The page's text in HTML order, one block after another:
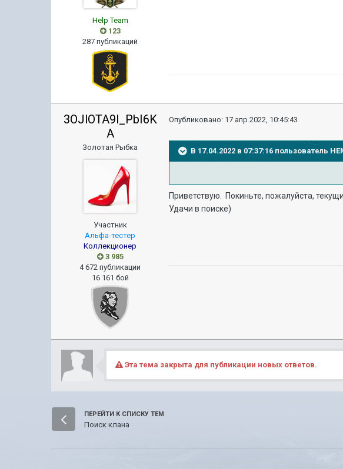
Help Team
123
287 публикаций
3OJlOTA9l_PbI6K
A
Золотая Рыбка
Участник
Альфа-тестер
Коллекционер
3 985
4 672 публикации
16 161 бой
Опубликовано: 17 апр 2022, 10:45:43
В 17.04.2022 в 07:37:16 пользователь
Приветствую. Покиньте, пожалуйста,
Удачи в поиске)
Эта тема закрыта для публикации новых ответов.
ПЕРЕЙТИ К СПИСКУ ТЕМ
Поиск клана